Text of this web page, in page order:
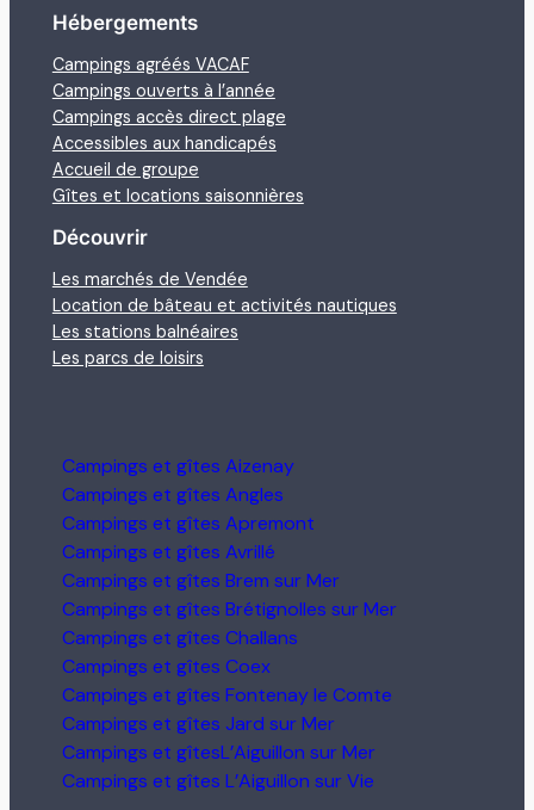
Hébergements
Campings agréés VACAF
Campings ouverts à l’année
Campings accès direct plage
Accessibles aux handicapés
Accueil de groupe
Gîtes et locations saisonnières
Découvrir
Les marchés de Vendée
Location de bâteau et activités nautiques
Les stations balnéaires
Les parcs de loisirs
Campings et gîtes Aizenay
Campings et gîtes Angles
Campings et gîtes Apremont
Campings et gîtes Avrillé
Campings et gîtes Brem sur Mer
Campings et gîtes Brétignolles sur Mer
Campings et gîtes Challans
Campings et gîtes Coex
Campings et gîtes Fontenay le Comte
Campings et gîtes Jard sur Mer
Campings et gîtesL’Aiguillon sur Mer
Campings et gîtes L’Aiguillon sur Vie